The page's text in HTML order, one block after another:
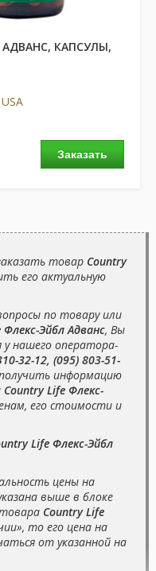
АДВАНС, КАПСУЛЫ,
Заказать
товар Country
его актуальную
по товару или
Флекс-Эйбл Адванс, Вы
нашего оператора-
32-12, (095) 803-51-
информацию
Country Life Флекс-
его стоимости и
Life Флекс-Эйбл
цены на
выше в блоке
Country Life
то его цена на
от указанной на